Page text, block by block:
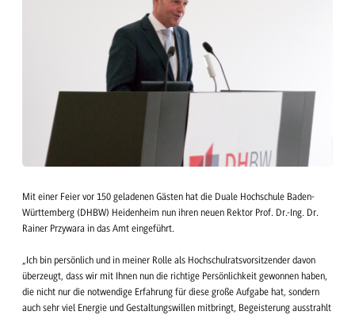
Mit einer Feier vor 150 geladenen Gästen hat die Duale Hochschule Baden-
Württemberg (DHBW) Heidenheim nun ihren neuen Rektor Prof. Dr.-Ing. Dr.
Rainer Przywara in das Amt eingeführt.
„Ich bin persönlich und in meiner Rolle als Hochschulratsvorsitzender davon
überzeugt, dass wir mit Ihnen nun die richtige Persönlichkeit gewonnen haben,
die nicht nur die notwendige Erfahrung für diese große Aufgabe hat, sondern
auch sehr viel Energie und Gestaltungswillen mitbringt, Begeisterung ausstrahlt